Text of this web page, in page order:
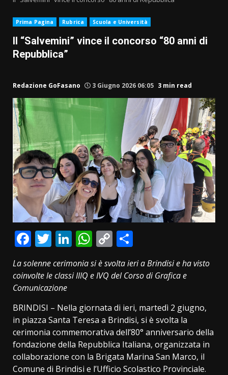
Prima Pagina Rubrica Scuola e Università
Il “Salvemini” vince il concorso “80 anni di
Repubblica”
Redazione GoFasano 3 Giugno 2026 06:05 3 min read
Facebook
Twitter
LinkedIn
WhatsApp
Copy
Link
La solenne cerimonia si è svolta ieri a Brindisi e ha visto
coinvolte le classi IIIQ e IVQ del Corso di Grafica e
Comunicazione
BRINDISI – Nella giornata di ieri, martedì 2 giugno,
in piazza Santa Teresa a Brindisi, si è svolta la
cerimonia commemorativa dell’80° anniversario della
fondazione della Repubblica Italiana, organizzata in
collaborazione con la Brigata Marina San Marco, il
Comune di Brindisi e l’Ufficio Scolastico Provinciale.